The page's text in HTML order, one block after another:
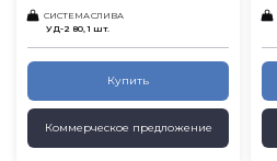
СИСТЕМА СЛИВА
УД-2 80, 1 шт.
Купить
Коммерческое предложение